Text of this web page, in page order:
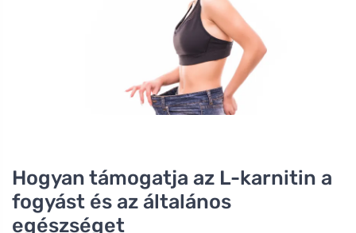
Hogyan támogatja az L-karnitin a
fogyást és az általános
egészséget